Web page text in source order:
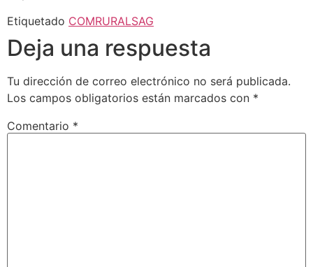
Etiquetado COMRURALSAG
Deja una respuesta
Tu dirección de correo electrónico no será publicada.
Los campos obligatorios están marcados con *
Comentario *